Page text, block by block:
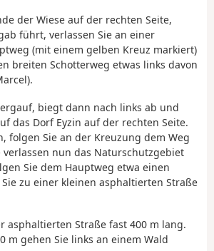
der Wiese auf der rechten Seite,
führt, verlassen Sie an einer
(mit einem gelben Kreuz markiert)
breiten Schotterweg etwas links davon
biegt dann nach links ab und
das Dorf Eyzin auf der rechten Seite.
folgen Sie an der Kreuzung dem Weg
verlassen nun das Naturschutzgebiet
Sie dem Hauptweg etwa einen
zu einer kleinen asphaltierten Straße
asphaltierten Straße fast 400 m lang.
m gehen Sie links an einem Wald